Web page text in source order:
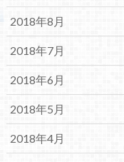
2018年8月
2018年7月
2018年6月
2018年5月
2018年4月